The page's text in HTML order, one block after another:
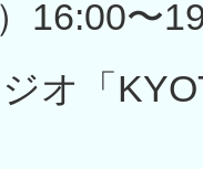
16:00〜
オ「